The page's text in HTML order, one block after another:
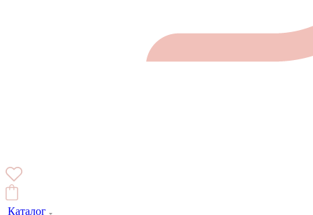
Каталог